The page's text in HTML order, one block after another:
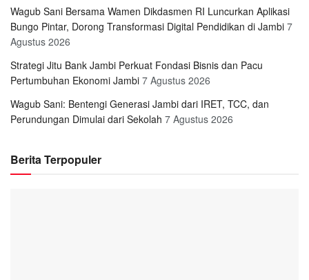
Wagub Sani Bersama Wamen Dikdasmen RI Luncurkan Aplikasi
Bungo Pintar, Dorong Transformasi Digital Pendidikan di Jambi 7
Agustus 2026
Strategi Jitu Bank Jambi Perkuat Fondasi Bisnis dan Pacu
Pertumbuhan Ekonomi Jambi 7 Agustus 2026
Wagub Sani: Bentengi Generasi Jambi dari IRET, TCC, dan
Perundungan Dimulai dari Sekolah 7 Agustus 2026
Berita Terpopuler